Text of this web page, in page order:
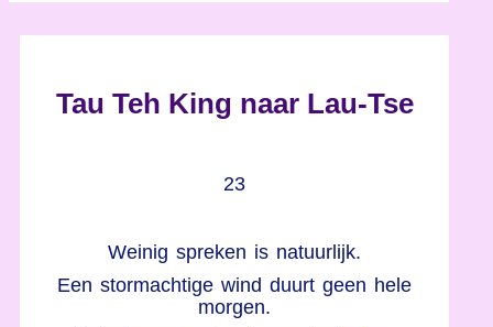
Tau Teh King naar Lau-Tse
23
Weinig spreken is natuurlijk.
Een stormachtige wind duurt geen hele
morgen.